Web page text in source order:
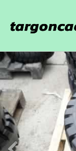
Főoldal
Targoncák
Bérelhető
Alkatrészek